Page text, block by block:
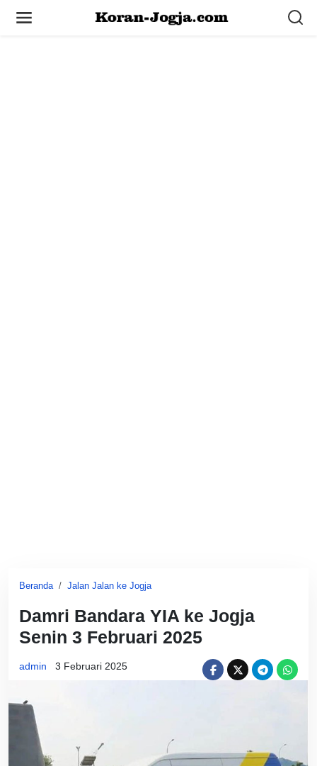
Beranda Jalan Jalan ke Jogja
Damri Bandara YIA ke Jogja
Senin 3 Februari 2025
admin 3 Februari 2025